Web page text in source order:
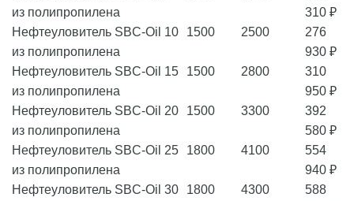
из полипропилена
310 ₽
Нефтеуловитель SBC-Oil 10
из полипропилена
1500 2500
276
930 ₽
Нефтеуловитель SBC-Oil 15
из полипропилена
1500 2800
310
950 ₽
Нефтеуловитель SBC-Oil 20
из полипропилена
1500 3300
392
580 ₽
Нефтеуловитель SBC-Oil 25
из полипропилена
1800 4100
554
940 ₽
Нефтеуловитель SBC-Oil 30
1800 4300
588